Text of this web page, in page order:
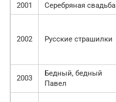
2001
Серебряная свадьба
2002 Русские страшилки
2003
Бедный, бедный
Павел